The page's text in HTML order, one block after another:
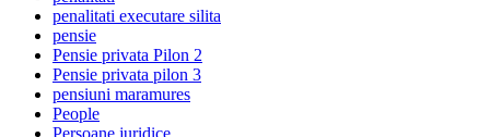
penalitati executare silita
pensie
Pensie privata Pilon 2
Pensie privata pilon 3
pensiuni maramures
People
Persoane juridice